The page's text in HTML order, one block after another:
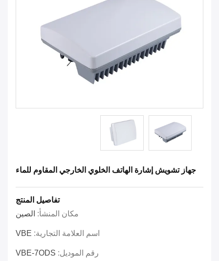
جهاز تشويش إشارة الهاتف الخلوي الخارجي المقاوم للماء
تفاصيل المنتج
مكان المنشأ: الصين
اسم العلامة التجارية: VBE
رقم الموديل: VBE-7ODS